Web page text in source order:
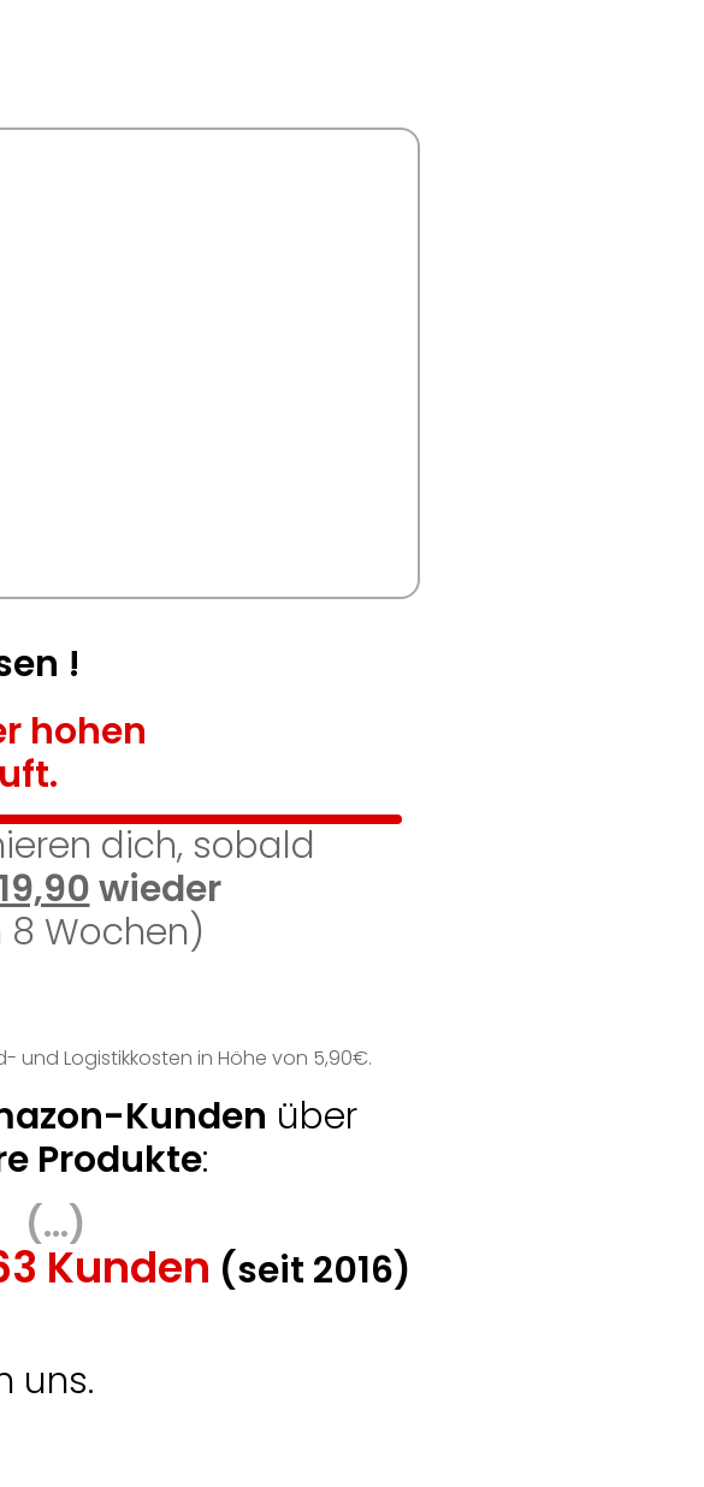
!
hohen
dich, sobald
wieder
Wochen)
und Logistikkosten in Höhe von 5,90€.
Kunden über
Produkte:
(...)
Kunden (seit 2016)
uns.